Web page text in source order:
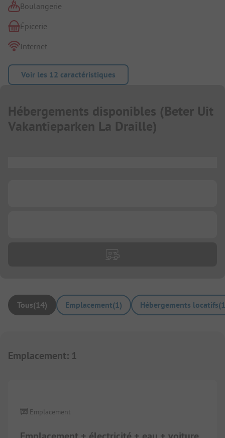
Boulangerie
Épicerie
Internet
Voir les 12 caractéristiques
Hébergements disponibles (Beter Uit
Vakantieparken La Draille)
Tous(14) Emplacement(1) Hébergements locatifs(
Emplacement: 1
Emplacement